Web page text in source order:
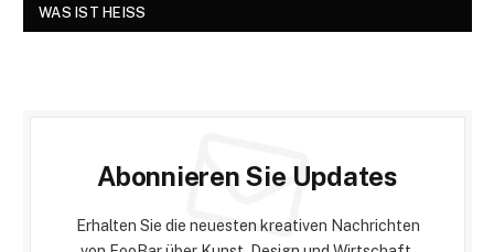
WAS IST HEISS
Abonnieren Sie Updates
Erhalten Sie die neuesten kreativen Nachrichten